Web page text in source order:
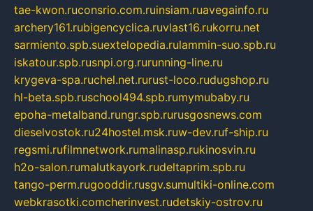
tae-kwon.ruconsrio.com.ruinsiam.ruavegainfo.ru
archery161.rubigencyclica.ruvlast16.rukorru.net
sarmiento.spb.suextelopedia.rulammin-suo.spb.ru
iskatour.spb.rusnpi.org.rurunning-line.ru
krygeva-spa.ruchel.net.rurust-loco.rudugshop.ru
hl-beta.spb.ruschool494.spb.rumymubaby.ru
epoha-metalband.rungr.spb.rurusgosnews.com
dieselvostok.ru24hostel.msk.ruw-dev.ruf-ship.ru
regsmi.rufilmnetwork.rumalinasp.rukinosvin.ru
h2o-salon.rumalutkayork.rudeltaprim.spb.ru
tango-perm.rugooddir.rusgv.sumultiki-online.com
webkrasotki.comcherinvest.rudetskiy-ostrov.ru